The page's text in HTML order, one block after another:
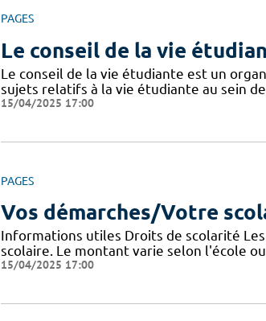
PAGES
Le conseil de la vie
Le conseil de la vie étudiante est un
sujets relatifs à la vie étudiante au sein
15/04/2025 17:00
PAGES
Vos démarches/Votre
Informations utiles Droits de scolarité
scolaire. Le montant varie selon l'école
15/04/2025 17:00